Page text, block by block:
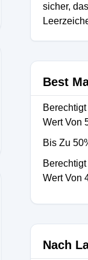
sicher,
Best
Wert Von
Bis Zu
Wert Von
Nach